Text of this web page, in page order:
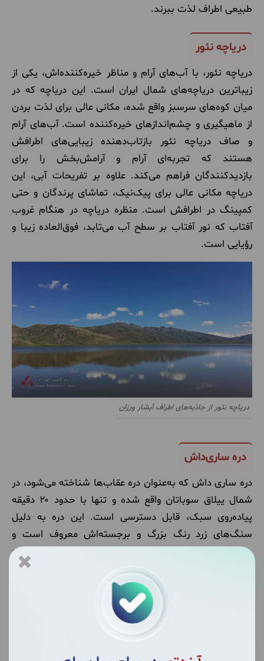
طبیعی اطراف لذت ببرند.
دریاچه نئور
دریاچه نئور، با آب‌های آرام و مناظر خیره‌کننده‌اش، یکی از
زیباترین دریاچه‌های شمال ایران است. این دریاچه که در
میان کوه‌های سرسبز واقع شده، مکانی عالی برای لذت بردن
از ماهیگیری و چشم‌اندازهای خیره‌کننده است. آب‌های آرام
و صاف دریاچه نئور بازتاب‌دهنده زیبایی‌های اطرافش
هستند که تجربه‌ای آرام و آرامش‌بخش را برای
بازدیدکنندگان فراهم می‌کند. علاوه بر تفریحات آبی، این
دریاچه مکانی عالی برای پیک‌نیک، تماشای پرندگان و حتی
کمپینگ در اطرافش است. منظره دریاچه در هنگام غروب
آفتاب که نور آفتاب بر سطح آب می‌تابد، فوق‌العاده زیبا و
رؤیایی است.
دریاچه نئور از جاذبه‌های اطراف آبشار ورزان
دره ساری‌داش
دره ساری داش که به‌عنوان دره‌ عقاب‌ها شناخته می‌شود، در
شمال ییلاق سوباتان واقع شده و تنها با حدود ۲۰ دقیقه
پیاده‌روی سبک، قابل دسترسی است. این دره به دلیل
سنگ‌های زرد رنگ بزرگ و برجسته‌اش معروف است و
چشم‌اندازهای خیره‌کننده‌ای را به بازدیدکنندگان ارائه
می‌دهد. از پرتگاه انتهای دره، منظره‌ای باشکوه از رودخانه
لیسار، آبشار ورزان، دشت قوری دره و ییلاق‌هایی چون خطبه
سرا به چشم می‌خورد. این نقطه، مکانی عالی برای عکاسی و
ثبت مناظر دیدنی اطراف است. تجربه‌ی بازدید از دره ساری
داش، با ترکیبی از طبیعت بکر و مناظر چشم‌نواز، یکی از
به‌یادماندنی‌ترین لحظات سفر شما به این منطقه خواهد بود